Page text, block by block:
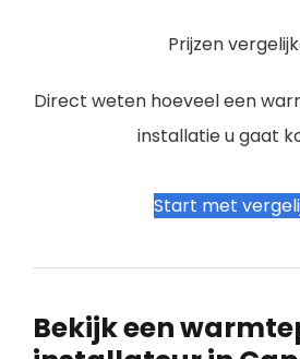
Prijzen
Direct weten hoeveel een
installatie u gaat
Start met
Bekijk een